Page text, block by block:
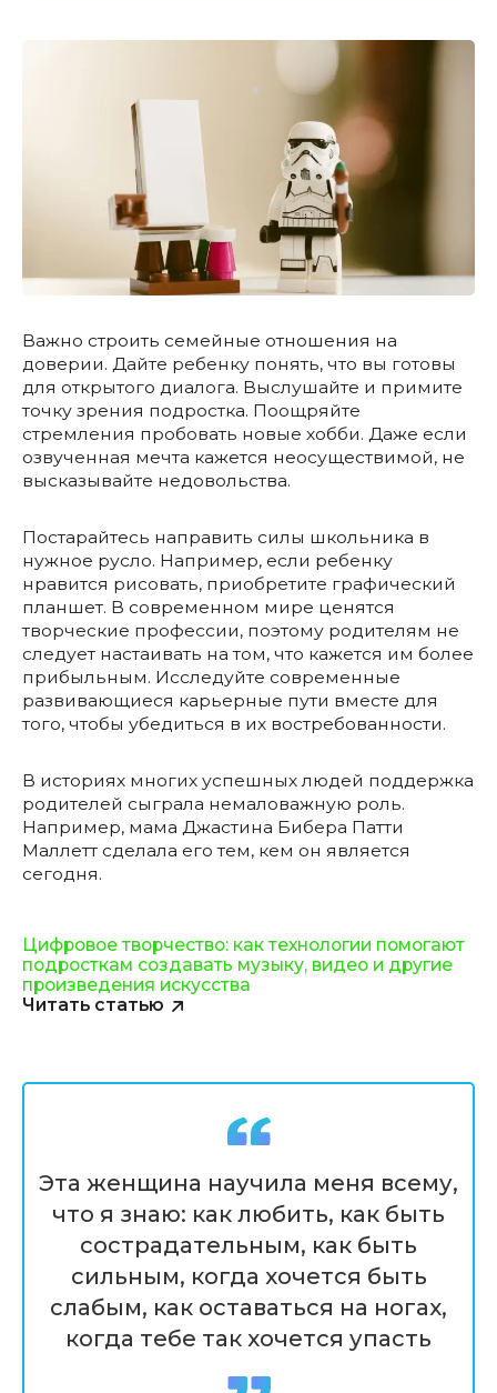
Важно строить семейные отношения на
доверии. Дайте ребенку понять, что вы готовы
для открытого диалога. Выслушайте и примите
точку зрения подростка. Поощряйте
стремления пробовать новые хобби. Даже если
озвученная мечта кажется неосуществимой, не
высказывайте недовольства.
Постарайтесь направить силы школьника в
нужное русло. Например, если ребенку
нравится рисовать, приобретите графический
планшет. В современном мире ценятся
творческие профессии, поэтому родителям не
следует настаивать на том, что кажется им более
прибыльным. Исследуйте современные
развивающиеся карьерные пути вместе для
того, чтобы убедиться в их востребованности.
В историях многих успешных людей поддержка
родителей сыграла немаловажную роль.
Например, мама Джастина Бибера Патти
Маллетт сделала его тем, кем он является
сегодня.
Цифровое творчество: как технологии помогают
подросткам создавать музыку, видео и другие
произведения искусства
Читать статью
Эта женщина научила меня всему,
что я знаю: как любить, как быть
сострадательным, как быть
сильным, когда хочется быть
слабым, как оставаться на ногах,
когда тебе так хочется упасть